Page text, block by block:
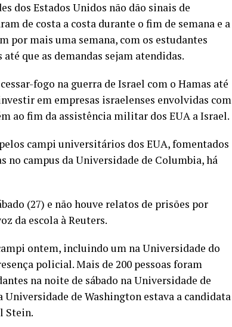
dos Estados Unidos não dão sinais de
de costa a costa durante o fim de semana e a
por mais uma semana, com os estudantes
que as demandas sejam atendidas.
fogo na guerra de Israel com o Hamas até
em empresas israelenses envolvidas com
ao fim da assistência militar dos EUA a Israel.
campi universitários dos EUA, fomentados
no campus da Universidade de Columbia, há
(27) e não houve relatos de prisões por
da escola à Reuters.
ontem, incluindo um na Universidade do
policial. Mais de 200 pessoas foram
na noite de sábado na Universidade de
Universidade de Washington estava a candidata
Stein.